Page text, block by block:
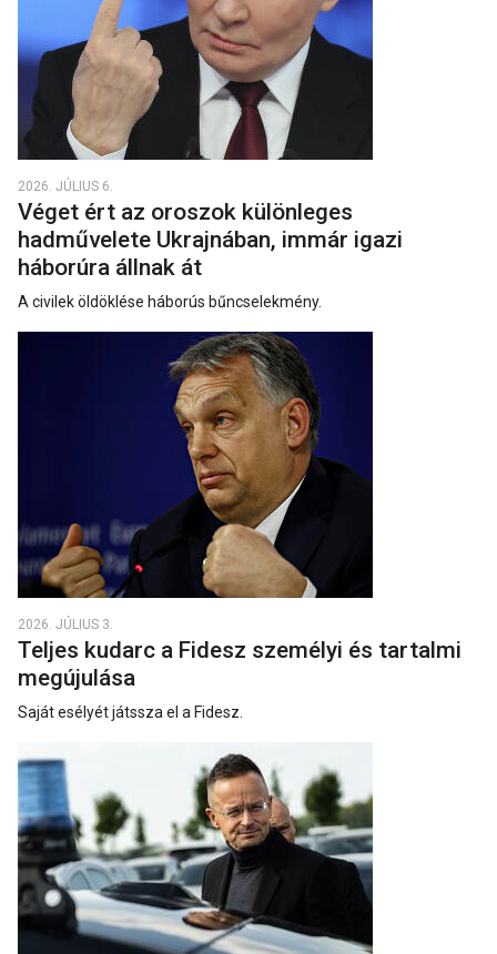
2026. JÚLIUS 6.
Véget ért az oroszok különleges
hadművelete Ukrajnában, immár igazi
háborúra állnak át
A civilek öldöklése háborús bűncselekmény.
2026. JÚLIUS 3.
Teljes kudarc a Fidesz személyi és tartalmi
megújulása
Saját esélyét játssza el a Fidesz.